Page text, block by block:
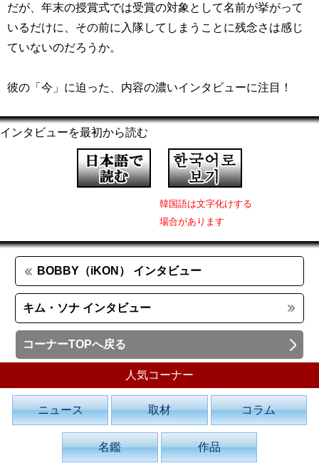
だが、年末の授賞式では受賞の対象として名前が挙がって
いるだけに、その前に入隊してしまうことに残念さは感じ
ていないのだろうか。
彼の「今」に迫った、内容の濃いインタビューに注目！
インタビューを最初から読む
韓国語は文字化けする
場合があります
BOBBY（iKON） インタビュー
キム・ソナ インタビュー
コーナーTOPへ戻る
人気コーナー
ニュース 取材 コラム
名鑑 作品